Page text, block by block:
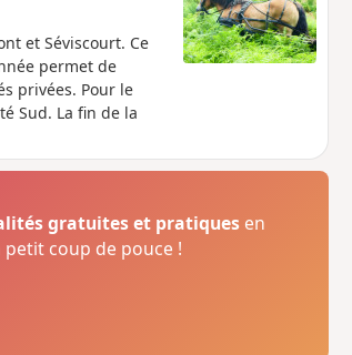
et Séviscourt. Ce
permet de
privées. Pour le
Sud. La fin de la
gratuites et pratiques en
coup de pouce !